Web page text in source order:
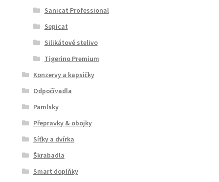
Sanicat Professional
Sepicat
Silikátové stelivo
Tigerino Premium
Konzervy a kapsičky
Odpočívadla
Pamlsky
Přepravky & obojky
Síťky a dvírka
Škrabadla
Smart doplňky